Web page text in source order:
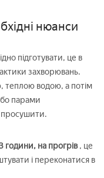
нюанси
підготувати, це в
захворювань.
теплою водою, а потім
парами
просушити.
години, на прогрів, це
і переконатися в